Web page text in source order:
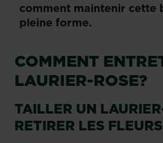
comment maintenir cette
pleine forme.
COMMENT
LAURIER-ROSE?
TAILLER UN
RETIRER LES